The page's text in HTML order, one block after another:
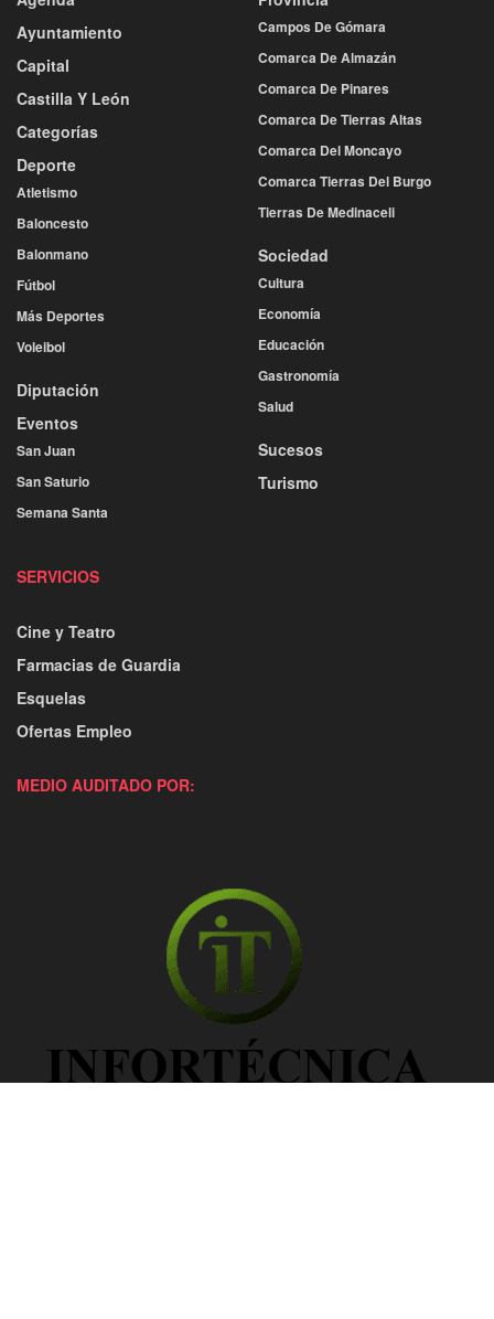
Ayuntamiento
Capital
Castilla Y León
Categorías
Deporte
Atletismo
Baloncesto
Balonmano
Fútbol
Más Deportes
Voleibol
Diputación
Eventos
San Juan
San Saturio
Semana Santa
Campos De Gómara
Comarca De Almazán
Comarca De Pinares
Comarca De Tierras Altas
Comarca Del Moncayo
Comarca Tierras Del Burgo
Tierras De Medinaceli
Sociedad
Cultura
Economía
Educación
Gastronomía
Salud
Sucesos
Turismo
SERVICIOS
Cine y Teatro
Farmacias de Guardia
Esquelas
Ofertas Empleo
MEDIO AUDITADO POR: